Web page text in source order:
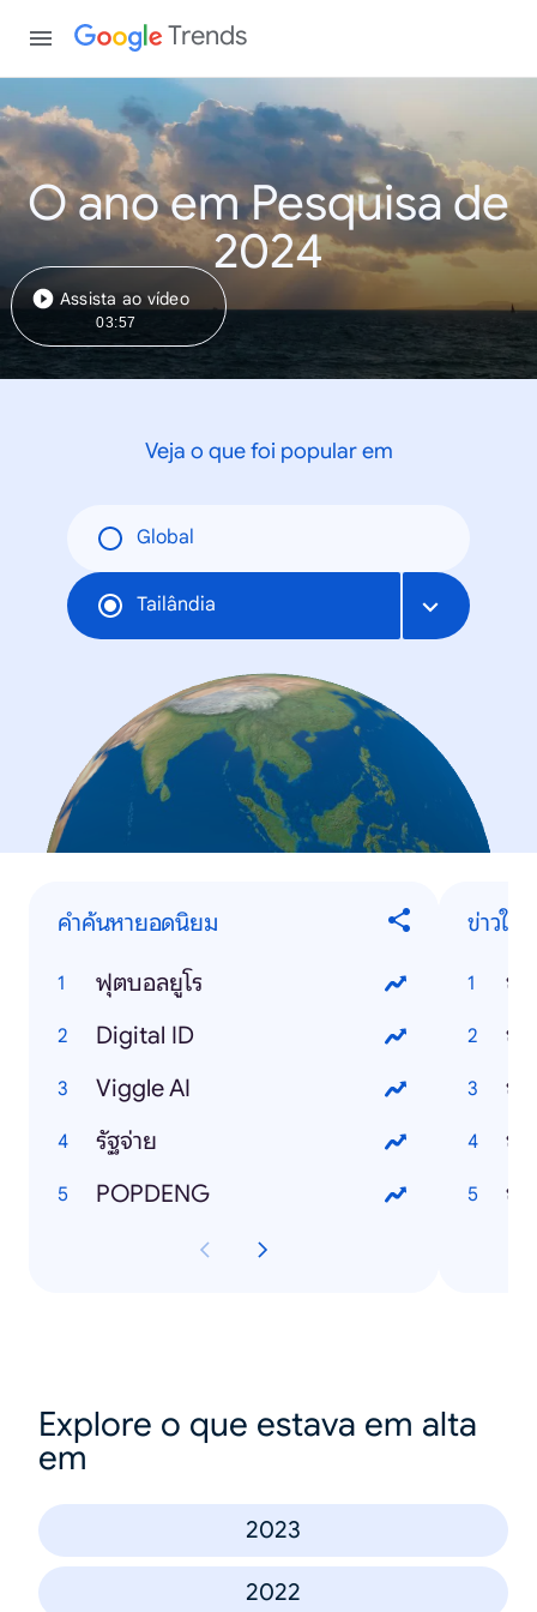
Trends
O ano em Pesquisa de
2024
Assista ao vídeo
03:57
Veja o que foi popular em
Global
Tailândia
คำค้นหายอดนิยม
ฟุตบอลยูโร
Digital ID
Viggle AI
รัฐจ่าย
POPDENG
ข่าวใน
ข่า
ข่า
ข่า
ข่า
ข่า
Explore o que estava em alta
em
2023
2022